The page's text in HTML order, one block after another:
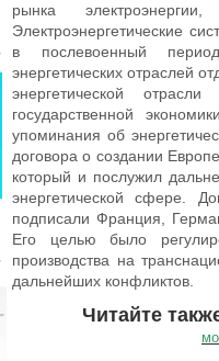
рынка
Электроэнергетические
в послевоенный
энергетических отраслей
энергетической
государственной
упоминания об
договора о создании
который и послужил
энергетической сфере.
подписали Франция,
Его целью было
производства на
дальнейших конфликтов.
Читайте